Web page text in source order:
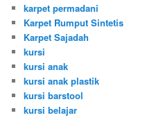
karpet permadani
Karpet Rumput Sintetis
Karpet Sajadah
kursi
kursi anak
kursi anak plastik
kursi barstool
kursi belajar